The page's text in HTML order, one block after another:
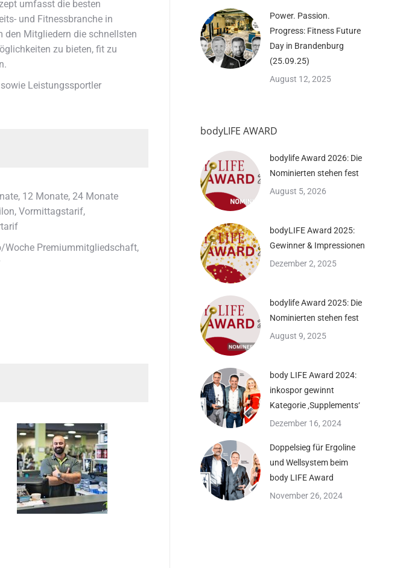
umfasst die besten
und Fitnessbranche in
den Mitgliedern die schnellsten
zu bieten, fit zu
Leistungssportler
12 Monate, 24 Monate
Vormittagstarif,
Woche Premiummitgliedschaft,
Power. Passion.
Progress: Fitness Future
Day in Brandenburg
(25.09.25)
August 12, 2025
bodyLIFE AWARD
bodylife Award 2026: Die
Nominierten stehen fest
August 5, 2026
bodyLIFE Award 2025:
Gewinner & Impressionen
Dezember 2, 2025
bodylife Award 2025: Die
Nominierten stehen fest
August 9, 2025
body LIFE Award 2024:
inkospor gewinnt
Kategorie ‚Supplements‘
Dezember 16, 2024
Doppelsieg für Ergoline
und Wellsystem beim
body LIFE Award
November 26, 2024